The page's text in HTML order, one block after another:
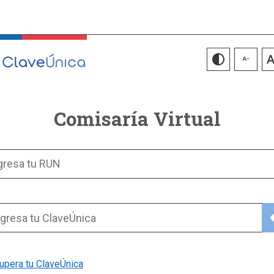
Comisaría Virtual
tu RUN
tu ClaveÚnica
tu ClaveÚnica